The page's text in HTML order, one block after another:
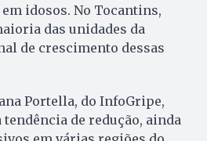
idosos. No Tocantins,
das unidades da
de crescimento dessas
Portella, do InfoGripe,
tendência de redução, ainda